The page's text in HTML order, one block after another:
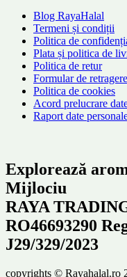
Blog RayaHalal
Termeni și condiții
Politica de
Plata și politica de
Politica de retur
Formular de
Politica de cookies
Acord prelucrare
Raport date
Explorează
Mijlociu
RAYA
RO46693290
J29/329/2023
copyrights © Rayahalal.ro